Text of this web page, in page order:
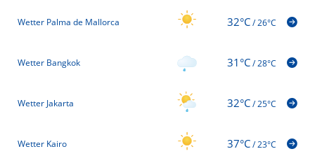
Wetter Palma de Mallorca 32°C/26°C
Wetter Bangkok 31°C/28°C
Wetter Jakarta 32°C/25°C
Wetter Kairo 37°C/23°C